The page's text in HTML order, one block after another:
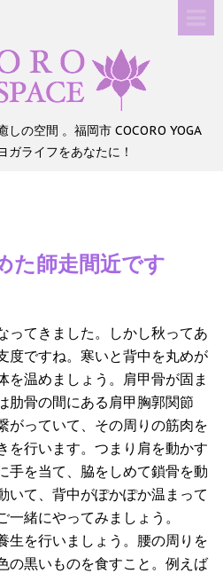
の空間 。福岡市 COCORO YOGA
ガライフをあなたに！
た師走間近です
ってきました。しかし秋ってあ
度ですね。寒いと背中を丸めが
を温めましょう。肩甲骨が固ま
肋骨の間にある肩甲胸郭関節
がっていて、その周りの筋肉を
を行います。つまり肩を動かす
手を当て、脇をしめて鎖骨を動
いて、背中がぽかぽか温まって
一緒にやってみましょう。
生を行いましょう。腰の周りを
の黒いものを食すこと。例えば